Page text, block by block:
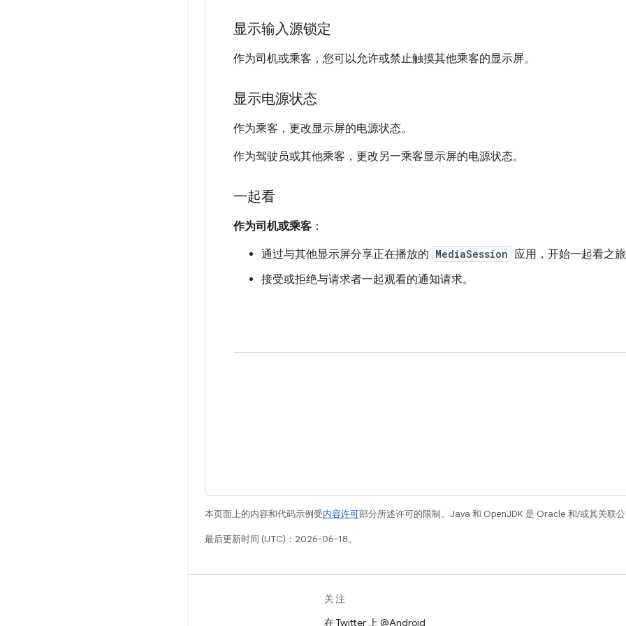
显示输入源锁定
作为司机或乘客，您可以允许或禁止触摸其他乘客的显示屏。
显示电源状态
作为乘客，更改显示屏的电源状态。
作为驾驶员或其他乘客，更改另一乘客显示屏的电源状态。
一起看
作为司机或乘客 ：
通过与其他显示屏分享正在播放的 MediaSession 应用，开始一起看之
接受或拒绝与请求者一起观看的通知请求。
本页面上的内容和代码示例受内容许可部分所述许可的限制。Java 和 OpenJDK 是 Oracle 和/或其关联
最后更新时间 (UTC)：2026-06-18。
关注
在 Twitter 上 @Android